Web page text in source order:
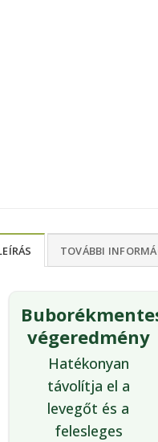
TOVÁBBI
végeredmény
Hatékonyan
távolítja el a
levegőt és a
felesleges